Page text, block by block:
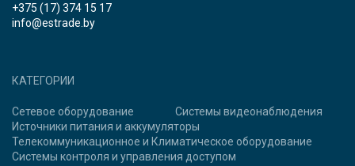
+375 (17) 374 15 17
info@estrade.by
КАТЕГОРИИ
Сетевое оборудование
Системы видеонаблюдения
Источники питания и аккумуляторы
Телекоммуникационное и Климатическое оборудование
Системы контроля и управления доступом